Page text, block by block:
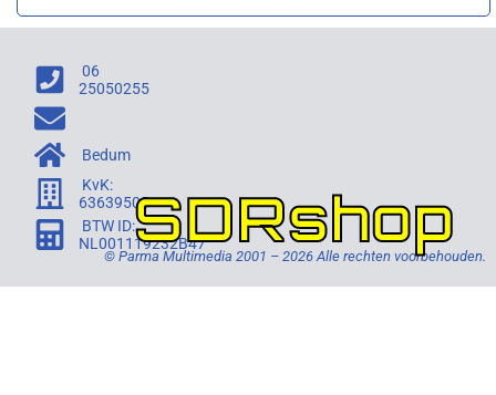
06
25050255
Bedum
KvK:
63639505
BTW ID:
NL001119232B47
© Parma Multimedia 2001 – 2026 Alle rechten voorbehouden.
SDRshop